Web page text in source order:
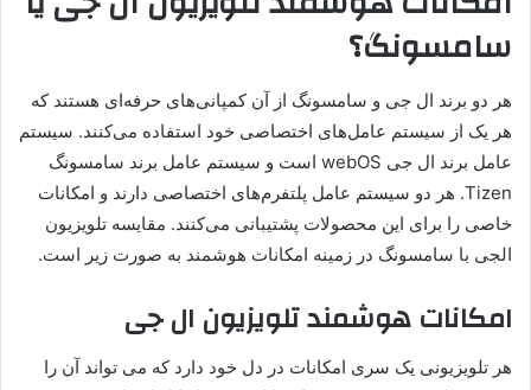
سامسونگ؟
هر دو برند ال جی و سامسونگ از آن کمپانی‌های حرفه‌ای هستند که
هر یک از سیستم عامل‌های اختصاصی خود استفاده می‌کنند. سیستم
عامل برند ال جی webOS است و سیستم عامل برند سامسونگ
Tizen. هر دو سیستم عامل پلتفرم‌های اختصاصی دارند و امکانات
خاصی را برای این محصولات پشتیبانی می‌کنند. مقایسه تلویزیون
الجی با سامسونگ در زمینه امکانات هوشمند به صورت زیر است.
امکانات هوشمند تلویزیون ال جی
هر تلویزیونی یک سری امکانات در دل خود دارد که می تواند آن را